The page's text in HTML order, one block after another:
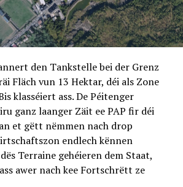
den Tankstelle bei der Grenz
Fläch vun 13 Hektar, déi als Zone
klasséiert ass. De Péitenger
ganz laanger Zäit ee PAP fir déi
et gëtt nëmmen nach drop
endlech kënnen
Terraine gehéieren dem Staat,
awer nach kee Fortschrëtt ze